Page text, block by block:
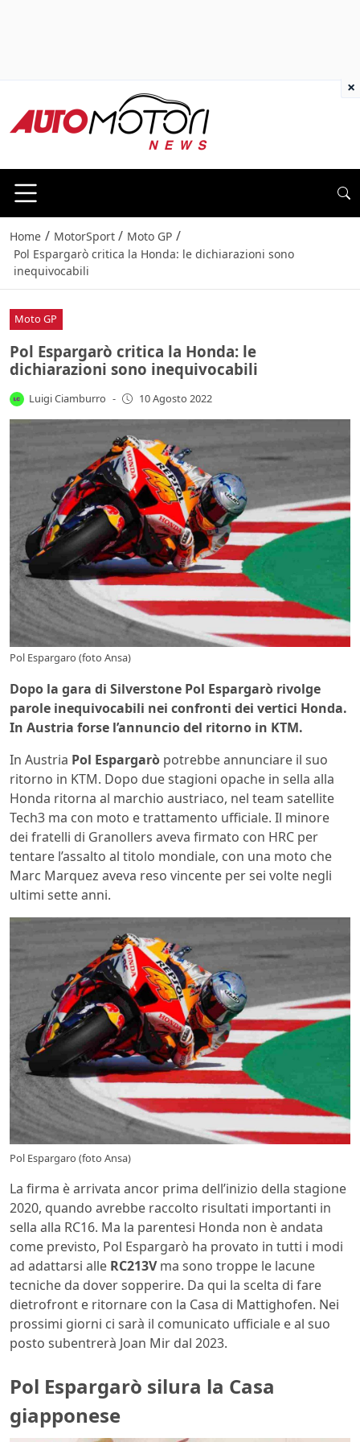
Home / MotorSport / Moto GP /
Pol Espargarò critica la Honda: le dichiarazioni sono
inequivocabili
Moto GP
Pol Espargarò critica la Honda: le
dichiarazioni sono inequivocabili
Luigi Ciamburro - 10 Agosto 2022
Pol Espargaro (foto Ansa)
Dopo la gara di Silverstone Pol Espargarò rivolge
parole inequivocabili nei confronti dei vertici Honda.
In Austria forse l’annuncio del ritorno in KTM.
In Austria Pol Espargarò potrebbe annunciare il suo
ritorno in KTM. Dopo due stagioni opache in sella alla
Honda ritorna al marchio austriaco, nel team satellite
Tech3 ma con moto e trattamento ufficiale. Il minore
dei fratelli di Granollers aveva firmato con HRC per
tentare l’assalto al titolo mondiale, con una moto che
Marc Marquez aveva reso vincente per sei volte negli
ultimi sette anni.
Pol Espargaro (foto Ansa)
La firma è arrivata ancor prima dell’inizio della stagione
2020, quando avrebbe raccolto risultati importanti in
sella alla RC16. Ma la parentesi Honda non è andata
come previsto, Pol Espargarò ha provato in tutti i modi
ad adattarsi alle RC213Vma sono troppe le lacune
tecniche da dover sopperire. Da qui la scelta di fare
dietrofront e ritornare con la Casa di Mattighofen. Nei
prossimi giorni ci sarà il comunicato ufficiale e al suo
posto subentrerà Joan Mir dal 2023.
Pol Espargarò silura la Casa
giapponese
×